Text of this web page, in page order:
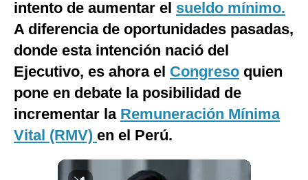
Tecnología
Club del Suscriptor
Mix
G de Gestión
intento de aumentar el sueldo mínimo.
A diferencia de oportunidades pasadas,
donde esta intención nació del
Ejecutivo, es ahora el Congreso quien
pone en debate la posibilidad de
incrementar la Remuneración Mínima
Vital (RMV) en el Perú.